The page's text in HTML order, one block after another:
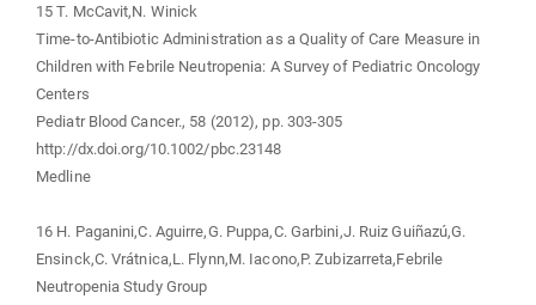
15 T. McCavit,N. Winick
Time-to-Antibiotic Administration as a Quality of Care Measure in
Children with Febrile Neutropenia: A Survey of Pediatric Oncology
Centers
Pediatr Blood Cancer., 58 (2012), pp. 303-305
http://dx.doi.org/10.1002/pbc.23148
Medline
16 H. Paganini,C. Aguirre,G. Puppa,C. Garbini,J. Ruiz Guiñazú,G.
Ensinck,C. Vrátnica,L. Flynn,M. Iacono,P. Zubizarreta,Febrile
Neutropenia Study Group